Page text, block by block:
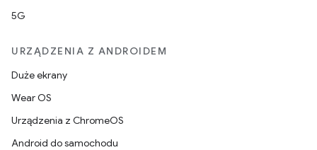
5G
URZĄDZENIA Z ANDROIDEM
Duże ekrany
Wear OS
Urządzenia z ChromeOS
Android do samochodu